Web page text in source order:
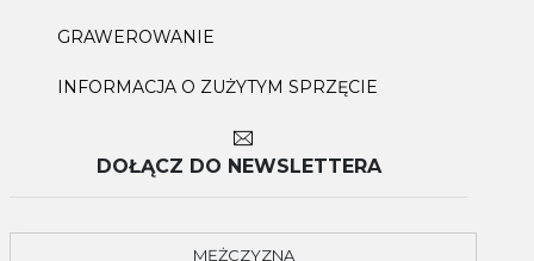
GRAWEROWANIE
INFORMACJA O ZUŻYTYM SPRZĘCIE
DOŁĄCZ DO NEWSLETTERA
MĘŻCZYZNA